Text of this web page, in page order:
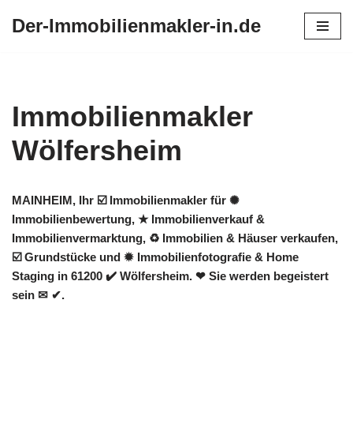
Der-Immobilienmakler-in.de
Immobilienmakler
Wölfersheim
MAINHEIM, Ihr ☑️ Immobilienmakler für ✺
Immobilienbewertung, ★ Immobilienverkauf &
Immobilienvermarktung, ♻ Immobilien & Häuser verkaufen,
☑️ Grundstücke und ✹ Immobilienfotografie & Home
Staging in 61200 ✔️ Wölfersheim. ❤ Sie werden begeistert
sein ✉ ✔.